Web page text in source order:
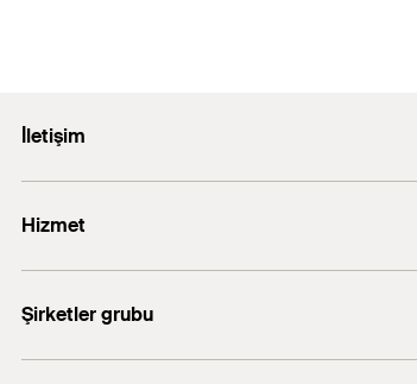
İletişim
+90 216 326 0066
Hizmet
Şirketler grubu